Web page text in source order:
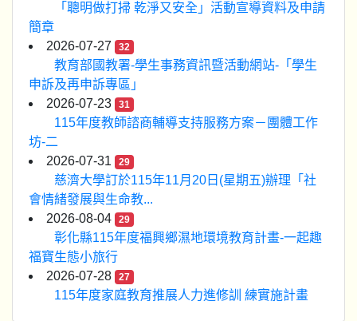
「聰明做打掃 乾淨又安全」活動宣導資料及申請
簡章
2026-07-27
32
教育部國教署-學生事務資訊暨活動網站-「學生
申訴及再申訴專區」
2026-07-23
31
115年度教師諮商輔導支持服務方案－團體工作
坊-二
2026-07-31
29
慈濟大學訂於115年11月20日(星期五)辦理「社
會情緒發展與生命教...
2026-08-04
29
彰化縣115年度福興鄉濕地環境教育計畫-一起趣
福寶生態小旅行
2026-07-28
27
115年度家庭教育推展人力進修訓 練實施計畫